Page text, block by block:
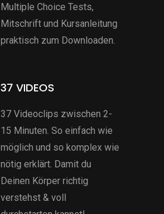
Multiple Choice Tests,
Mitschrift und Kursanleitung
praktisch zum Downloaden.
37 VIDEOS
37 Videoclips zwischen 2-
15 Minuten. So einfach wie
möglich und so komplex wie
nötig erklärt. Damit du
Deinen Körper richtig
verstehst & voll